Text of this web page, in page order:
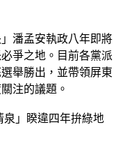
潘孟安執政八年即將
爭之地。目前各黨派
舉勝出，並帶領屏東
注的議題。
泉」睽違四年拚綠地